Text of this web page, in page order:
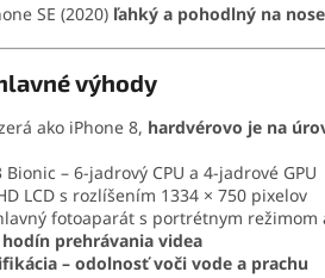
SE (2020) ľahký a pohodlný na
výhody
ako iPhone 8, hardvérovo je na
– 6-jadrový CPU a 4-jadrové GPU
LCD s rozlíšením 1334 × 750 pixelov
fotoaparát s portrétnym režimom
hodín prehrávania videa
– odolnosť voči vode a prachu